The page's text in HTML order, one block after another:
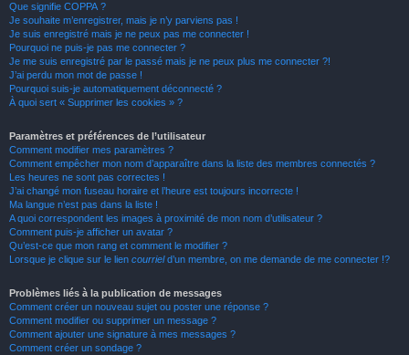
Que signifie COPPA ?
Je souhaite m’enregistrer, mais je n’y parviens pas !
Je suis enregistré mais je ne peux pas me connecter !
Pourquoi ne puis-je pas me connecter ?
Je me suis enregistré par le passé mais je ne peux plus me connecter ?!
J’ai perdu mon mot de passe !
Pourquoi suis-je automatiquement déconnecté ?
À quoi sert « Supprimer les cookies » ?
Paramètres et préférences de l’utilisateur
Comment modifier mes paramètres ?
Comment empêcher mon nom d’apparaître dans la liste des membres connectés ?
Les heures ne sont pas correctes !
J’ai changé mon fuseau horaire et l’heure est toujours incorrecte !
Ma langue n’est pas dans la liste !
A quoi correspondent les images à proximité de mon nom d’utilisateur ?
Comment puis-je afficher un avatar ?
Qu’est-ce que mon rang et comment le modifier ?
Lorsque je clique sur le lien courrield’un membre, on me demande de me connecter !?
Problèmes liés à la publication de messages
Comment créer un nouveau sujet ou poster une réponse ?
Comment modifier ou supprimer un message ?
Comment ajouter une signature à mes messages ?
Comment créer un sondage ?